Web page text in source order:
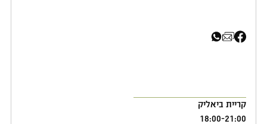
קריית ביאליק
18:00-21:00